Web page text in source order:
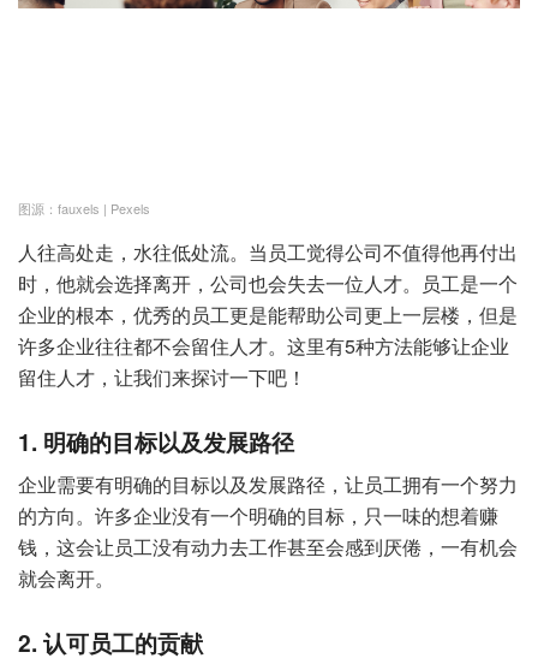
图源：fauxels | Pexels
人往高处走，水往低处流。当员工觉得公司不值得他再付出
时，他就会选择离开，公司也会失去一位人才。员工是一个
企业的根本，优秀的员工更是能帮助公司更上一层楼，但是
许多企业往往都不会留住人才。这里有5种方法能够让企业
留住人才，让我们来探讨一下吧！
1. 明确的目标以及发展路径
企业需要有明确的目标以及发展路径，让员工拥有一个努力
的方向。许多企业没有一个明确的目标，只一味的想着赚
钱，这会让员工没有动力去工作甚至会感到厌倦，一有机会
就会离开。
2. 认可员工的贡献